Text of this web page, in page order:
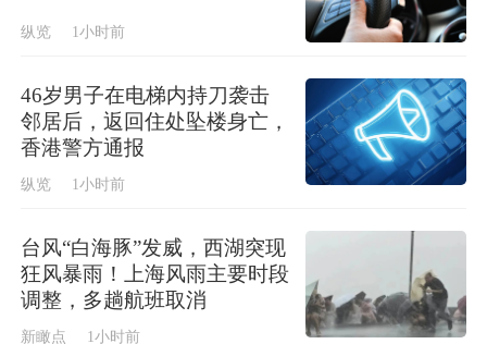
纵览 1小时前
46岁男子在电梯内持刀袭击
邻居后，返回住处坠楼身亡，
香港警方通报
纵览 1小时前
台风“白海豚”发威，西湖突现
狂风暴雨！上海风雨主要时段
调整，多趟航班取消
新瞰点 1小时前